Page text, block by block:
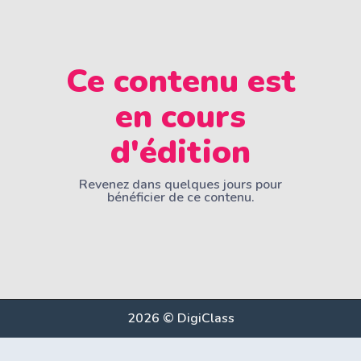
Ce contenu est
en cours
d'édition
Revenez dans quelques jours pour
bénéficier de ce contenu.
2026 © DigiClass